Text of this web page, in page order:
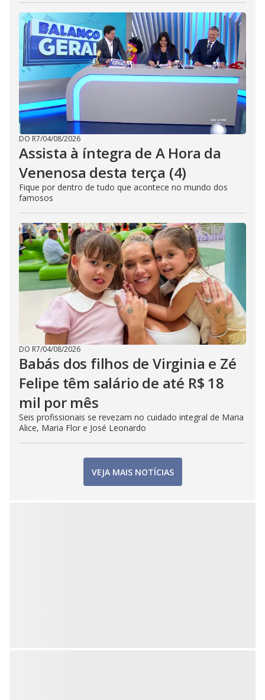
DO R7/04/08/2026
Assista à íntegra de A Hora da
Venenosa desta terça (4)
Fique por dentro de tudo que acontece no mundo dos
famosos
DO R7/04/08/2026
Babás dos filhos de Virginia e Zé
Felipe têm salário de até R$ 18
mil por mês
Seis profissionais se revezam no cuidado integral de Maria
Alice, Maria Flor e José Leonardo
VEJA MAIS NOTÍCIAS